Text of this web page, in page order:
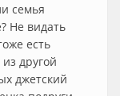
семья
Не видать
есть
другой
джетский